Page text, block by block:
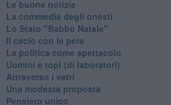
Le buone notizie
La commedia degli onesti
Lo Stato "Babbo Natale"
Il cacio con le pere
La politica come spettacolo
Uomini e topi (di laboratori)
Attraverso i vetri
Una modesta proposta
Pensiero unico